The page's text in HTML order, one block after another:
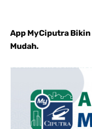
App MyCiputra
Mudah.